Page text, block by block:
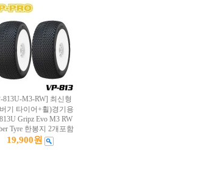
813U-M3-RW] 최신형
기 타이어+휠)경기용
Gripz Evo M3 RW
Tyre 한봉지 2개포함
19,900원